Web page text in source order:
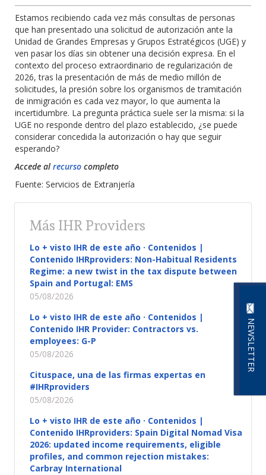
NEWSLETTER
Estamos recibiendo cada vez más consultas de personas
que han presentado una solicitud de autorización ante la
Unidad de Grandes Empresas y Grupos Estratégicos (UGE) y
ven pasar los días sin obtener una decisión expresa. En el
contexto del proceso extraordinario de regularización de
2026, tras la presentación de más de medio millón de
solicitudes, la presión sobre los organismos de tramitación
de inmigración es cada vez mayor, lo que aumenta la
incertidumbre. La pregunta práctica suele ser la misma: si la
UGE no responde dentro del plazo establecido, ¿se puede
considerar concedida la autorización o hay que seguir
esperando?
Accede al recurso completo
Fuente: Servicios de Extranjería
Más IHR Providers
Lo + visto IHR de este año · Contenidos |
Contenido IHRproviders: Non-Habitual Residents
Regime: a new twist in the tax dispute between
Spain and Portugal: EMS
05/08/2026
Lo + visto IHR de este año · Contenidos |
Contenido IHR Provider: Contractors vs.
employees: G-P
05/08/2026
Cituspace, una de las firmas expertas en
#IHRproviders
05/08/2026
Lo + visto IHR de este año · Contenidos |
Contenido IHRproviders: Spain Digital Nomad Visa
2026: updated income requirements, eligible
profiles, and common rejection mistakes:
Carbray International